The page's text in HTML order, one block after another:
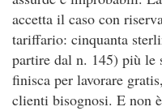
accetta il caso con
tariffario: cinquanta
partire dal n. 145) più le
finisca per lavorare
clienti bisognosi. E non